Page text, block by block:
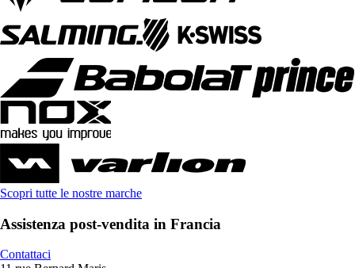
Scopri tutte le nostre marche
Assistenza post-vendita in Francia
Contattaci